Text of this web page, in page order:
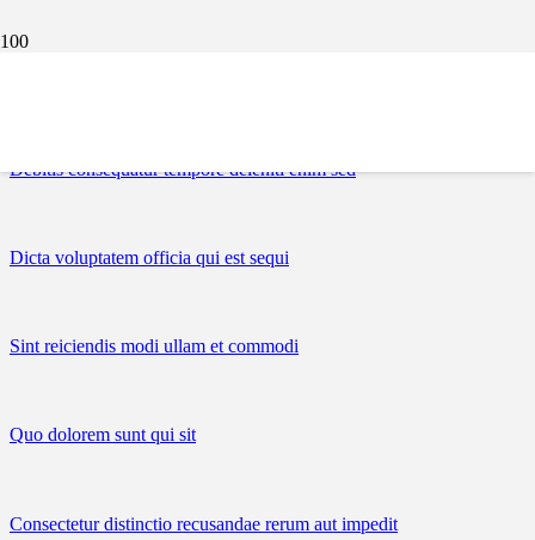
Debitis consequatur tempore deleniti enim sed
Dicta voluptatem officia qui est sequi
Sint reiciendis modi ullam et commodi
Quo dolorem sunt qui sit
Consectetur distinctio recusandae rerum aut impedit